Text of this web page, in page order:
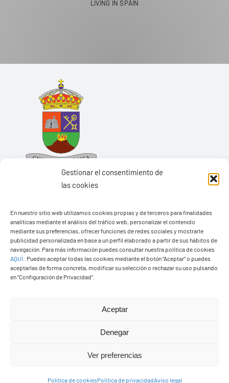
Gestionar el consentimiento de
las cookies
En nuestro sitio web utilizamos cookies propias y de terceros para finalidades
analíticas mediante el análisis del tráfico web, personalizar el contenido
mediante sus preferencias, ofrecer funciones de redes sociales y mostrarle
publicidad personalizada en base a un perfil elaborado a partir de sus hábitos de
navegación. Para más información puedes consultar nuestra política de cookies
AQUÍ
Puedes aceptar todas las cookies mediante el botón “Aceptar” o puedes
aceptarlas de forma concreta, modificar su selección o rechazar su uso pulsando
en “Configuración de Privacidad”.
Aceptar
Denegar
Ver preferencias
Política de cookiesPolítica de privacidadAviso legal
Ayuntamiento de Yaiza
Pza. de Los Remedios, 1
35570 – Yaiza
Tel:928 83 62 20
© Copyright2026 Ayuntamiento de Yaiza - Todos los